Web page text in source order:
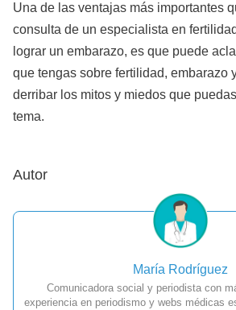
Una de las ventajas más importantes
consulta de un especialista en
lograr un embarazo, es que puede
que tengas sobre fertilidad, embarazo
derribar los mitos y miedos que
tema.
Autor
María Rodríguez
Comunicadora social y periodista con
experiencia en periodismo y webs médicas